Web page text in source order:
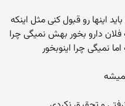
اینها رو قبول کنی مثل اینکه
دارو بخور بهش نمیگی چرا
نمیگی چرا اینوبخور